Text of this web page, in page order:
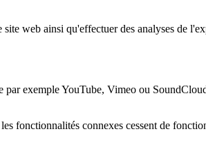
web ainsi qu'effectuer des analyses de
exemple YouTube, Vimeo ou
fonctionnalités connexes cessent de